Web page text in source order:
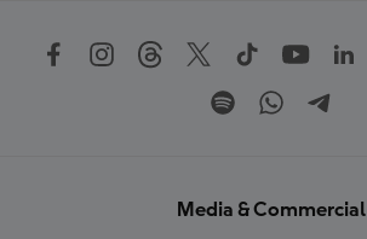
Media & Commercial